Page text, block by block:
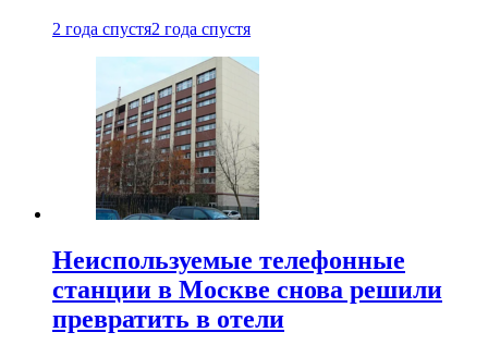
2 года спустя2 года спустя
Неиспользуемые телефонные
станции в Москве снова решили
превратить в отели